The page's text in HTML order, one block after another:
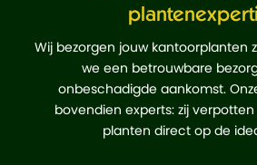
Wij bezorgen jouw kantoorplanten
we een betrouwbare
onbeschadigde aankomst.
bovendien experts: zij
planten direct op de